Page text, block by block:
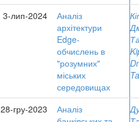
3-лип-2024
Аналіз
архітектури
Edge-
обчислень в
"розумних"
міських
середовищах
28-гру-2023
Аналіз